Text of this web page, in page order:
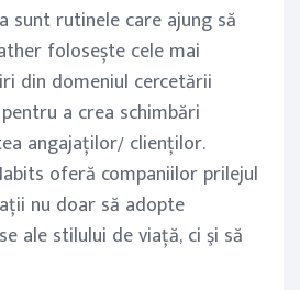
sunt rutinele care ajung să
folosește cele mai
din domeniul cercetării
a crea schimbări
angajaţilor/ clienţilor.
oferă companiilor prilejul
nu doar să adopte
ale stilului de viaţă, ci şi să